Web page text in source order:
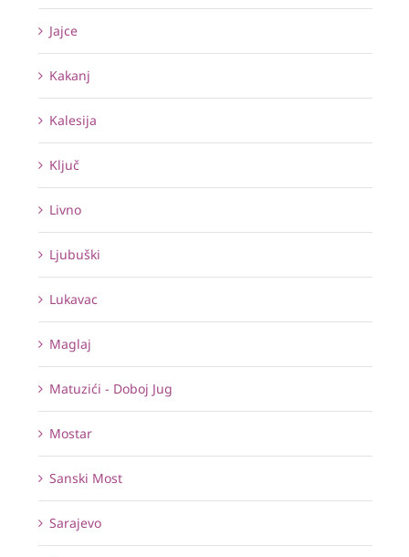
Jajce
Kakanj
Kalesija
Ključ
Livno
Ljubuški
Lukavac
Maglaj
Matuzići - Doboj Jug
Mostar
Sanski Most
Sarajevo